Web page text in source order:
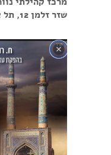
שזר זלמן 12, תל אביב